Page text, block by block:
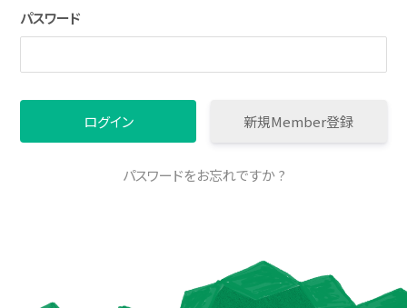
パスワード
新規Member登録
パスワードをお忘れですか ?